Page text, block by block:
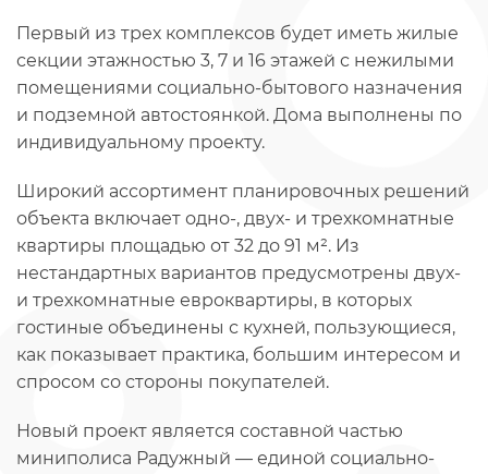
Первый из трех комплексов будет иметь жилые
секции этажностью 3, 7 и 16 этажей с нежилыми
помещениями социально-бытового назначения
и подземной автостоянкой. Дома выполнены по
индивидуальному проекту.
Широкий ассортимент планировочных решений
объекта включает одно-, двух- и трехкомнатные
квартиры площадью от 32 до 91 м². Из
нестандартных вариантов предусмотрены двух-
и трехкомнатные евроквартиры, в которых
гостиные объединены с кухней, пользующиеся,
как показывает практика, большим интересом и
спросом со стороны покупателей.
Новый проект является составной частью
миниполиса Радужный — единой социально-